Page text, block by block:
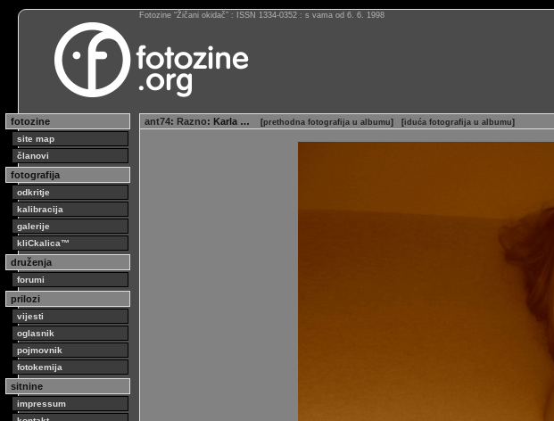
Fotozine “Žičani okidač” : ISSN 1334-0352 : s vama od 6. 6. 1998
fotozine
site map
članovi
fotografija
odkritje
kalibracija
galerije
kliCkalica™
druženja
forumi
prilozi
vijesti
oglasnik
pojmovnik
fotokemija
sitnine
impressum
ant74: Razno: Karla … [prethodna fotografija u albumu] [iduća fotografija u albumu]